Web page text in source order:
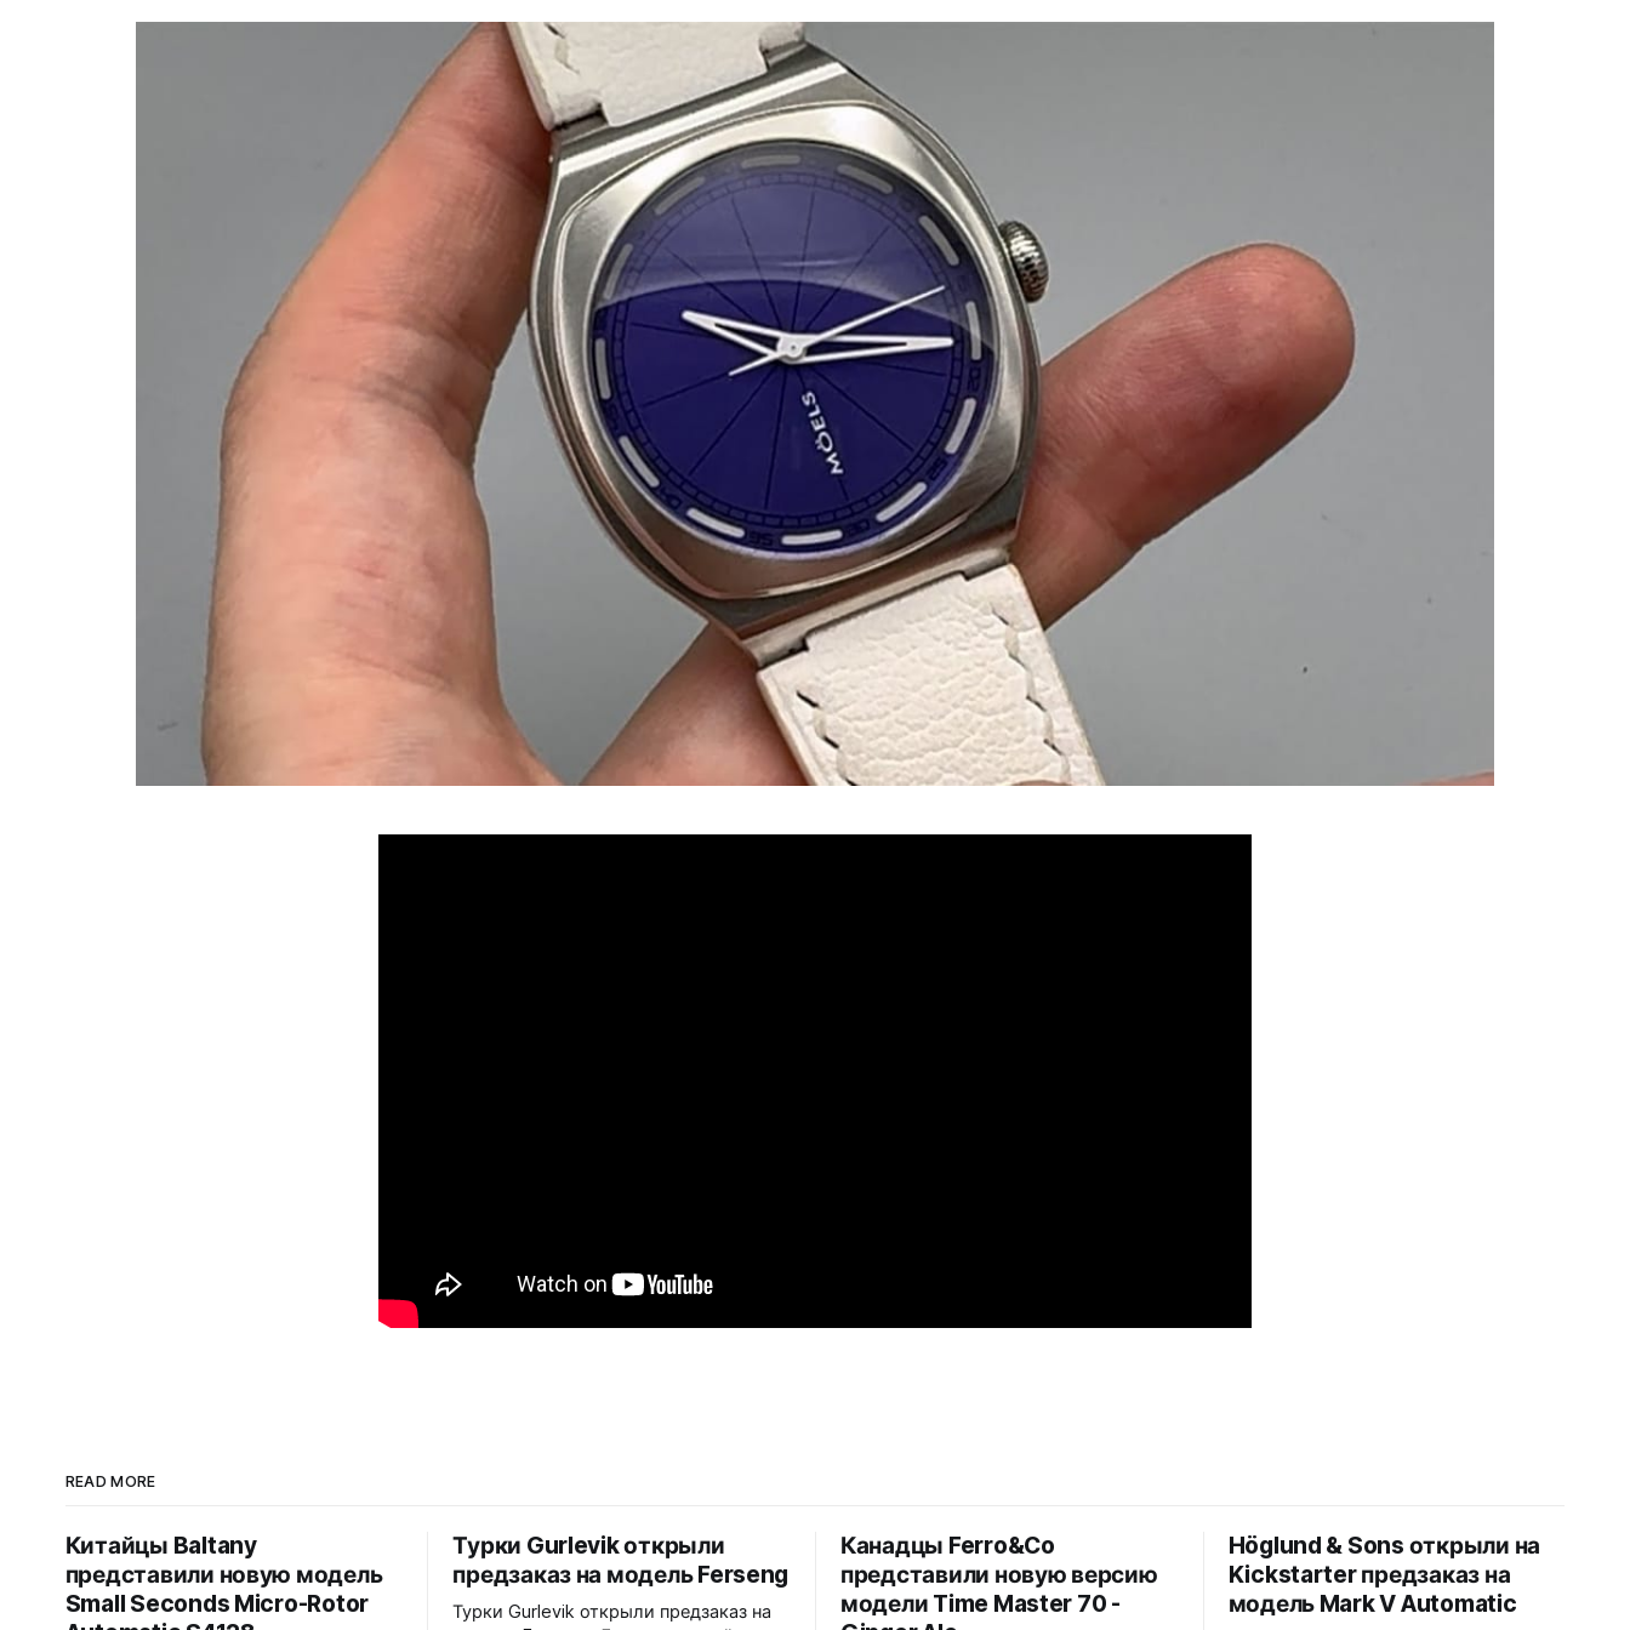
READ MORE
Китайцы Baltany
представили новую модель
Small Seconds Micro-Rotor
Турки Gurlevik открыли
предзаказ на модель Ferseng
Турки Gurlevik открыли предзаказ на
Канадцы Ferro&Co
представили новую версию
модели Time Master 70 -
Höglund & Sons открыли на
Kickstarter предзаказ на
модель Mark V Automatic